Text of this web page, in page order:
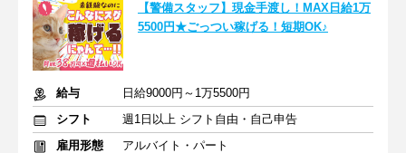
【警備スタッフ】現金手渡し！MAX日給1万
5500円★ごっつい稼げる！短期OK♪
給与
日給9000円～1万5500円
シフト
週1日以上 シフト自由・自己申告
雇用形態
アルバイト・パート